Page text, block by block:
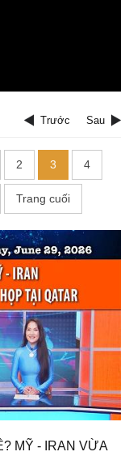
Trước Sau
2 3 4
Trang cuối
MỸ - IRAN VỪA